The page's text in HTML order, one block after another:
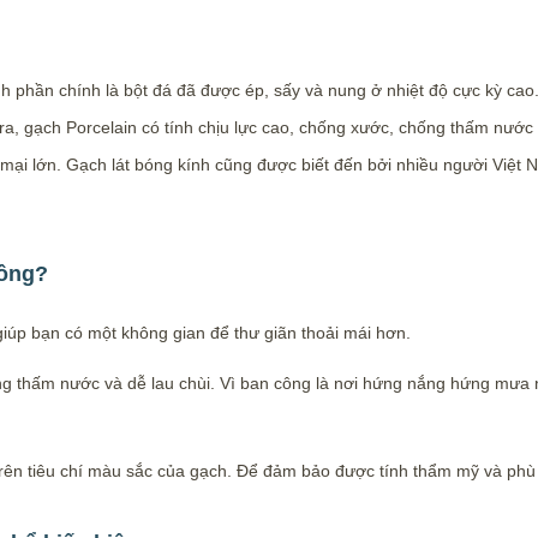
phần chính là bột đá đã được ép, sấy và nung ở nhiệt độ cực kỳ
gạch Porcelain có tính chịu lực cao, chống xước, chống thấm
lớn. Gạch lát bóng kính cũng được biết đến bởi nhiều người Việt
bạn có một không gian để thư giãn thoải mái hơn.
thấm nước và dễ lau chùi. Vì ban công là nơi hứng nắng hứng
tiêu chí màu sắc của gạch. Để đảm bảo được tính thẩm mỹ và